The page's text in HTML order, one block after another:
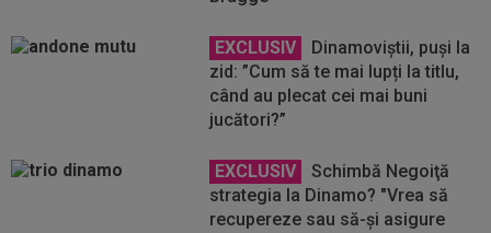
EXCLUSIV
Dinamoviștii, puși la
zid: ”Cum să te mai lupți la titlu,
când au plecat cei mai buni
jucători?”
EXCLUSIV
Schimbă Negoiţă
strategia la Dinamo? "Vrea să
recupereze sau să-şi asigure